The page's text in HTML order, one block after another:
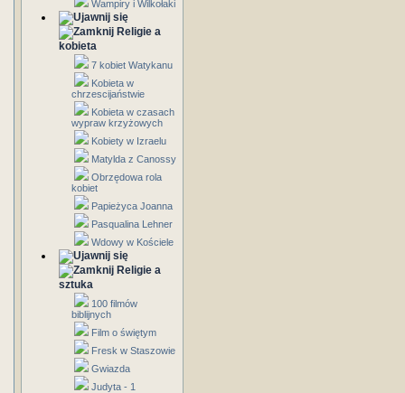
Wampiry i Wilkołaki
Religie a
kobieta
7 kobiet Watykanu
Kobieta w
chrzescijaństwie
Kobieta w czasach
wypraw krzyżowych
Kobiety w Izraelu
Matylda z Canossy
Obrzędowa rola
kobiet
Papieżyca Joanna
Pasqualina Lehner
Wdowy w Kościele
Religie a
sztuka
100 filmów
biblijnych
Film o świętym
Fresk w Staszowie
Gwiazda
Judyta - 1